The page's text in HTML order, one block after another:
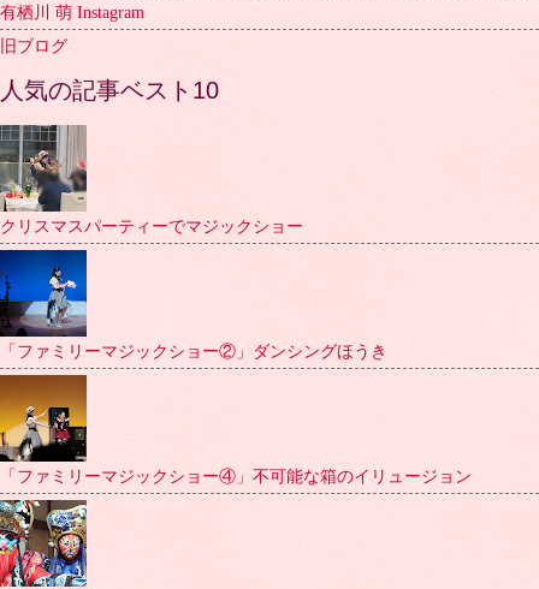
有栖川 萌 Instagram
旧ブログ
人気の記事ベスト10
クリスマスパーティーでマジックショー
「ファミリーマジックショー②」ダンシングほうき
「ファミリーマジックショー④」不可能な箱のイリュージョン